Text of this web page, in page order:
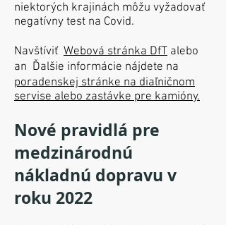
niektorých krajinách môžu vyžadovať
negatívny test na Covid.
Navštíviť Webová stránka DfT alebo
an Ďalšie informácie nájdete na
poradenskej stránke na diaľničnom
servise alebo zastávke pre kamióny.
Nové pravidlá pre
medzinárodnú
nákladnú dopravu v
roku 2022